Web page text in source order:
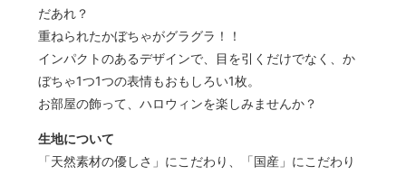
だあれ？
重ねられたかぼちゃがグラグラ！！
インパクトのあるデザインで、目を引くだけでなく、か
ぼちゃ1つ1つの表情もおもしろい1枚。
お部屋の飾って、ハロウィンを楽しみませんか？
生地について
「天然素材の優しさ」にこだわり、「国産」にこだわり